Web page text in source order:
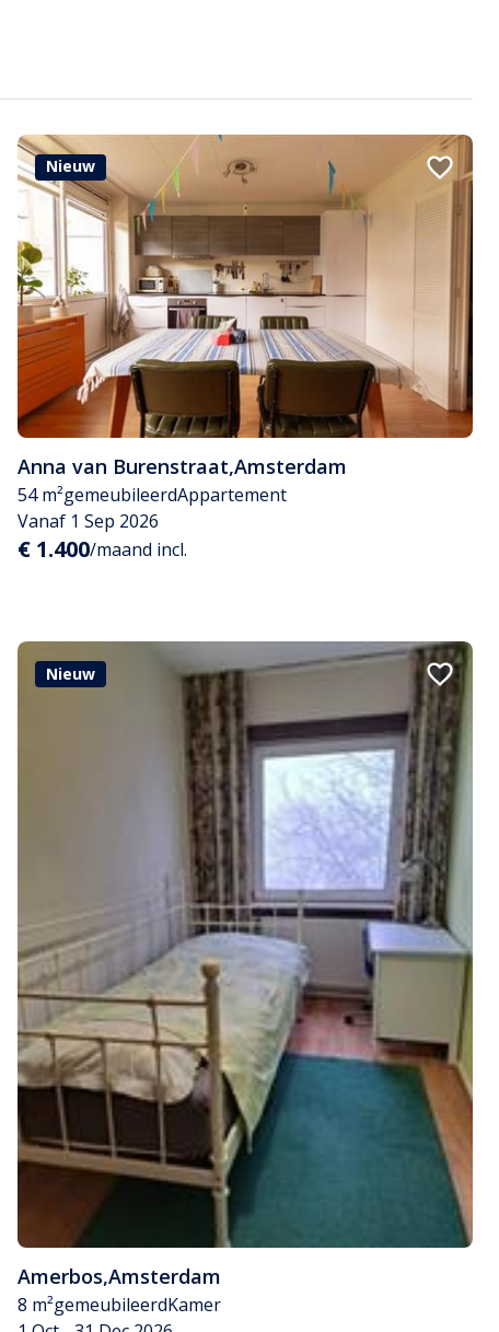
Nieuw
Anna van Burenstraat,Amsterdam
54 m²gemeubileerdAppartement
Vanaf 1 Sep 2026
€ 1.400/maand incl.
Nieuw
Amerbos,Amsterdam
8 m²gemeubileerdKamer